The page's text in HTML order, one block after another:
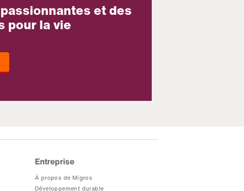
et des
pour la vie
Entreprise
À propos de Migros
Développement durable